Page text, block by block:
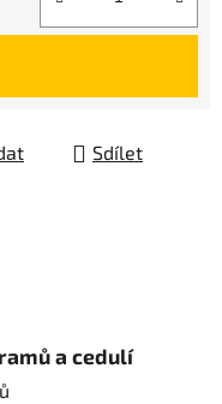
Sdílet
a cedulí